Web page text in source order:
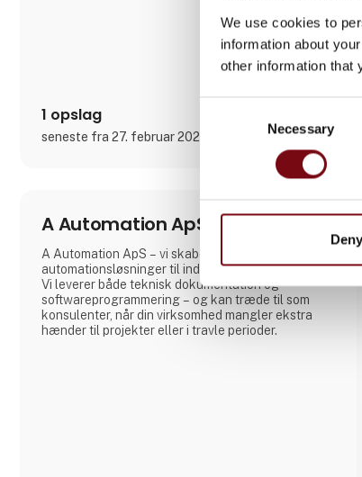
We use cookies to
information about
other information that
Necessary
Deny
1 opslag
seneste fra 27. februar 2023
A Automation ApS
A Automation ApS – vi skaber
automationsløsninger til industri og procesanlæg.
Vi leverer både teknisk dokumentation og
softwareprogrammering – og kan træde til som
konsulenter, når din virksomhed mangler ekstra
hænder til projekter eller i travle perioder.